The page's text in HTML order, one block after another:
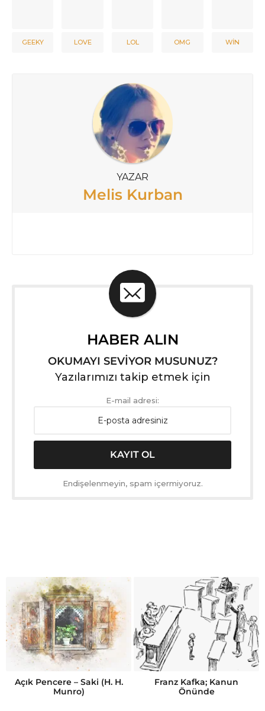
GEEKY LOVE LOL OMG WIN
YAZAR
Melis Kurban
HABER ALIN
OKUMAYI SEVİYOR MUSUNUZ?
Yazılarımızı takip etmek için
E-mail adresi:
Endişelenmeyin, spam içermiyoruz.
Açık Pencere – Saki (H. H.
Munro)
Franz Kafka; Kanun
Önünde